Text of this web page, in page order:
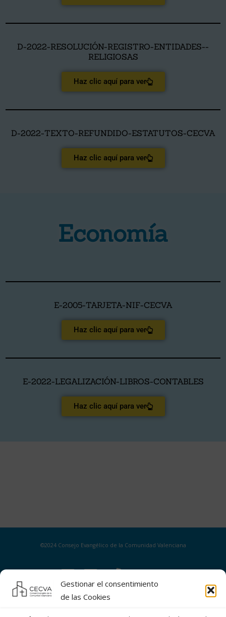
Gestionar el consentimiento
de las Cookies
D-2022-RESOLUCIÓN-REGISTRO-ENTIDADES--
RELIGIOSAS
Haz clic aquí para ver
D-2022-TEXTO-REFUNDIDO-ESTATUTOS-CECVA
Haz clic aquí para ver
Economía
E-2005-TARJETA-NIF-CECVA
Haz clic aquí para ver
E-2022-LEGALIZACIÓN-LIBROS-CONTABLES
Haz clic aquí para ver
©2024 Consejo Evangélico de la Comunidad Valenciana